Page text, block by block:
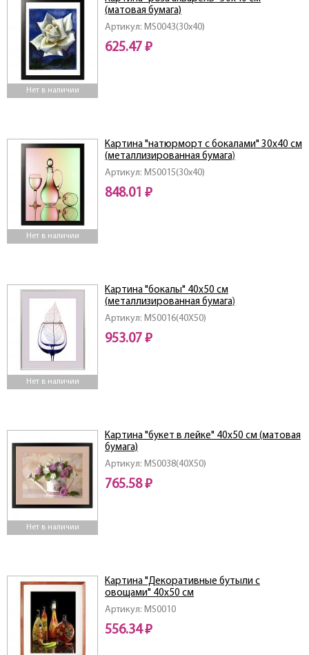
Нет в наличии
Артикул: MS0043(30x40)
(матовая бумага)
625.47 ₽
Нет в наличии
Артикул: MS0015(30x40)
Картина "натюрморт с бокалами" 30х40 см
(металлизированная бумага)
848.01 ₽
Нет в наличии
Артикул: MS0016(40X50)
Картина "бокалы" 40х50 см
(металлизированная бумага)
953.07 ₽
Нет в наличии
Артикул: MS0038(40X50)
Картина "букет в лейке" 40х50 см (матовая
бумага)
765.58 ₽
Артикул: MS0010
Картина "Декоративные бутыли с
овощами" 40х50 см
556.34 ₽